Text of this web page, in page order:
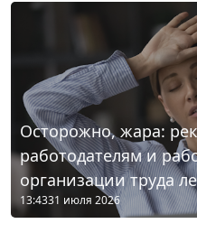
Осторожно, жара:
работодателям и
организации труда
13:4331 июля 2026